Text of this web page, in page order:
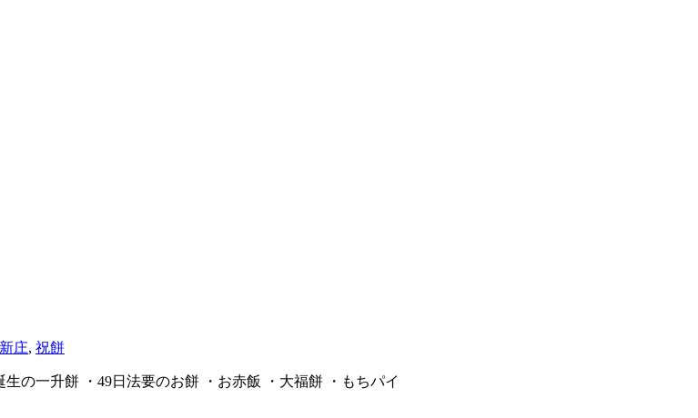
新庄, 祝餅
の一升餅 ・49日法要のお餅 ・お赤飯 ・大福餅 ・もちパイ